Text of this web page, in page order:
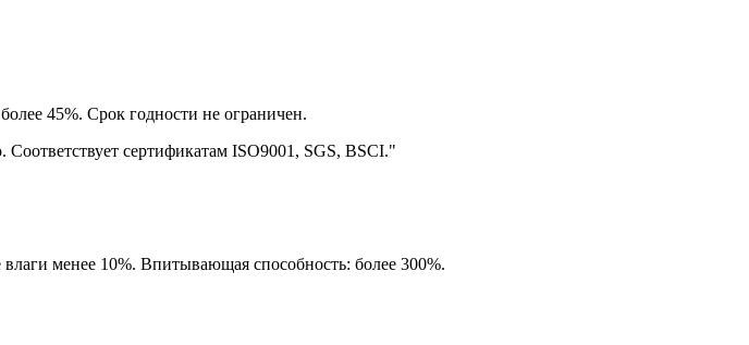
45%. Срок годности не ограничен.
Соответствует сертификатам ISO9001, SGS, BSCI."
менее 10%. Впитывающая способность: более 300%.